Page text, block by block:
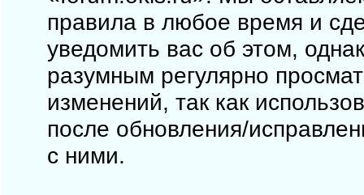
правила в любое время и
уведомить вас об этом,
разумным регулярно
изменений, так как
после обновления/
с ними.